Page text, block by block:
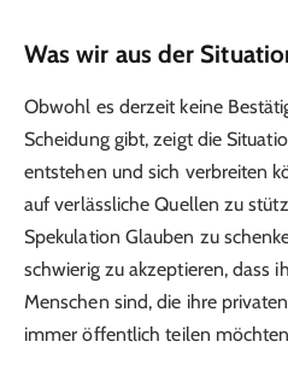
Was wir aus der
Obwohl es derzeit keine
Scheidung gibt, zeigt die
entstehen und sich verbreiten
auf verlässliche Quellen zu
Spekulation Glauben zu
schwierig zu akzeptieren, dass
Menschen sind, die ihre
immer öffentlich teilen